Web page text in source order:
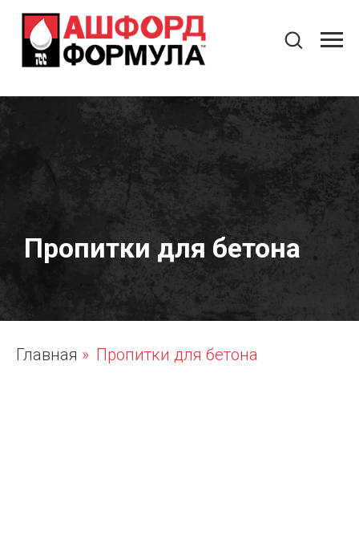
Пропитки для бетона
Главная » Пропитки для бетона